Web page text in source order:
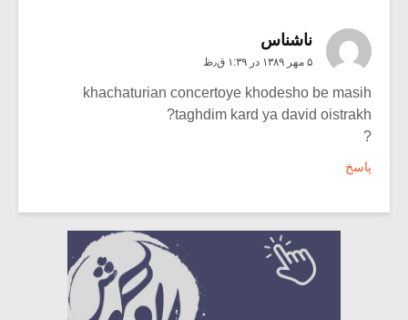
ناشناس
۵ مهر ۱۳۸۹ در ۱:۳۹ ق٫ظ
khachaturian concertoye khodesho be masih
taghdim kard ya david oistrakh?
?
پاسخ